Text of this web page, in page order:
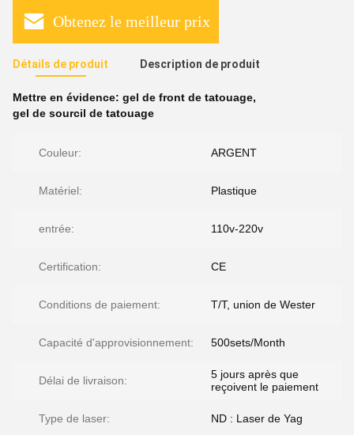
Obtenez le meilleur prix
Détails de produit Description de produit
Mettre en évidence: gel de front de tatouage,
gel de sourcil de tatouage
Couleur: ARGENT
Matériel: Plastique
entrée: 110v-220v
Certification: CE
Conditions de paiement: T/T, union de Wester
Capacité d'approvisionnement: 500sets/Month
Délai de livraison:
5 jours après que
reçoivent le paiement
Type de laser: ND : Laser de Yag